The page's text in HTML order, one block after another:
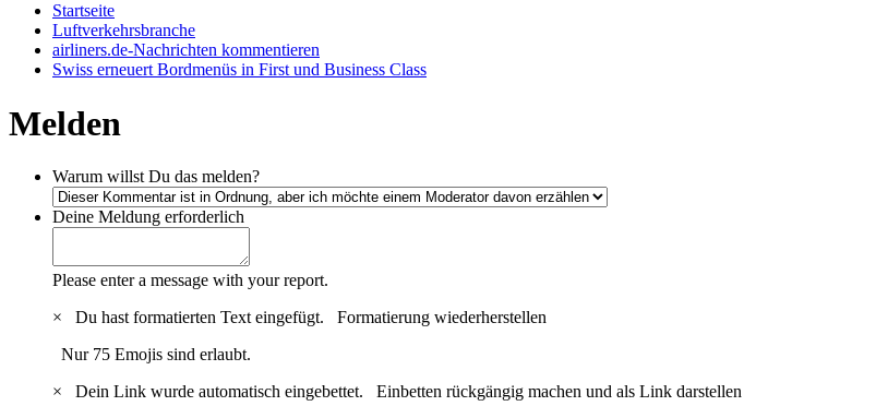
Startseite
Luftverkehrsbranche
airliners.de-Nachrichten kommentieren
Swiss erneuert Bordmenüs in First und Business Class
Melden
Warum willst Du das melden?
Deine Meldung erforderlich
Please enter a message with your report.
×
Du hast formatierten Text eingefügt. Formatierung wiederherstellen
Nur 75 Emojis sind erlaubt.
×
Dein Link wurde automatisch eingebettet. Einbetten rückgängig machen und als Link darstellen